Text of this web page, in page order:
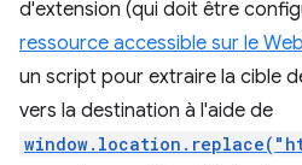
d'extension (qui doit être
ressource accessible sur le Web
un script pour extraire la cible
vers la destination à l'aide de